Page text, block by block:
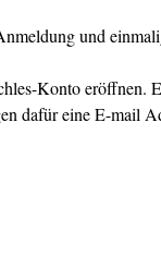
und
Konto eröffnen.
dafür eine E-mail